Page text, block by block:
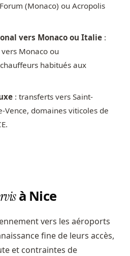
(Monaco) ou Acropolis
vers Monaco ou Italie :
Monaco ou
habitués aux
: transferts vers Saint-
Vence, domaines viticoles de
à Nice
vers les aéroports
fine de leurs accès,
et contraintes de